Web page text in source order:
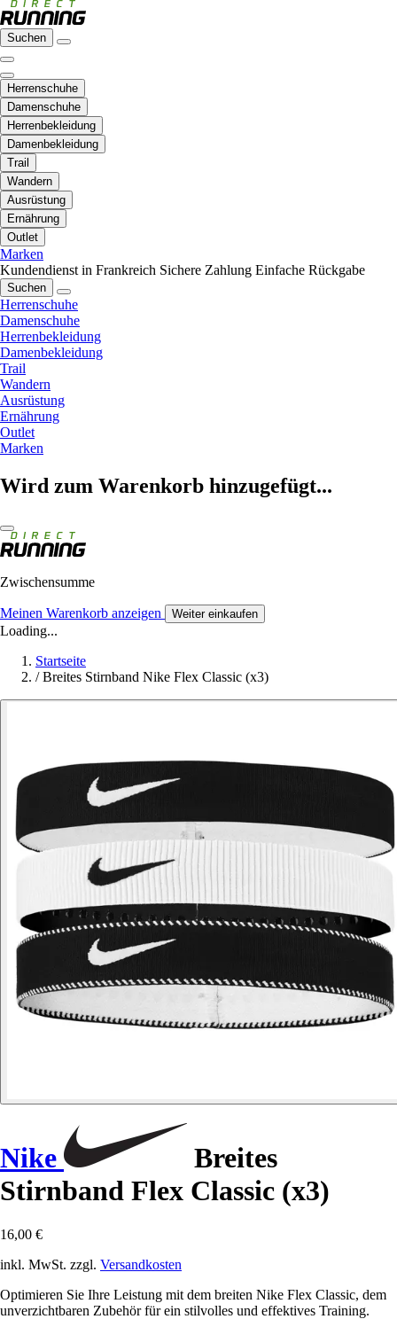
Suchen
Herrenschuhe
Damenschuhe
Herrenbekleidung
Damenbekleidung
Trail
Wandern
Ausrüstung
Ernährung
Outlet
Marken
Kundendienst in Frankreich Sichere Zahlung Einfache Rückgabe
Suchen
Herrenschuhe
Damenschuhe
Herrenbekleidung
Damenbekleidung
Trail
Wandern
Ausrüstung
Ernährung
Outlet
Marken
Wird zum Warenkorb hinzugefügt...
Zwischensumme
Meinen Warenkorb anzeigen Weiter einkaufen
Loading...
Startseite
/ Breites Stirnband Nike Flex Classic (x3)
Nike
Breites
Stirnband Flex Classic (x3)
16,00 €
inkl. MwSt. zzgl. Versandkosten
Optimieren Sie Ihre Leistung mit dem breiten Nike Flex Classic, dem
unverzichtbaren Zubehör für ein stilvolles und effektives Training.